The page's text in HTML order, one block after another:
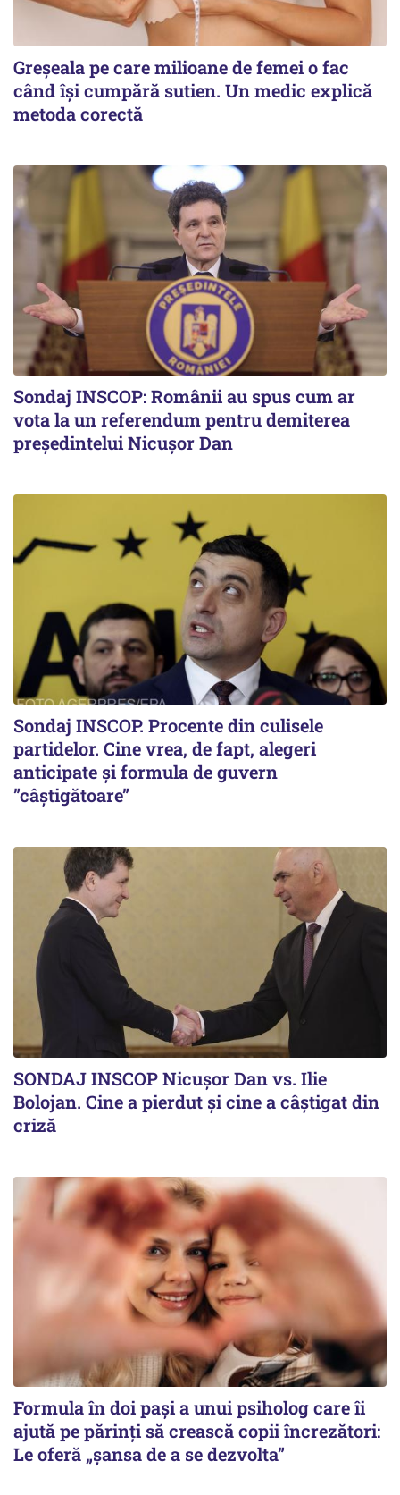
Greșeala pe care milioane de femei o fac
când își cumpără sutien. Un medic explică
metoda corectă
Sondaj INSCOP: Românii au spus cum ar
vota la un referendum pentru demiterea
președintelui Nicușor Dan
Sondaj INSCOP. Procente din culisele
partidelor. Cine vrea, de fapt, alegeri
anticipate și formula de guvern
”câștigătoare”
SONDAJ INSCOP Nicușor Dan vs. Ilie
Bolojan. Cine a pierdut și cine a câștigat din
criză
Formula în doi pași a unui psiholog care îi
ajută pe părinți să crească copii încrezători:
Le oferă „șansa de a se dezvolta”